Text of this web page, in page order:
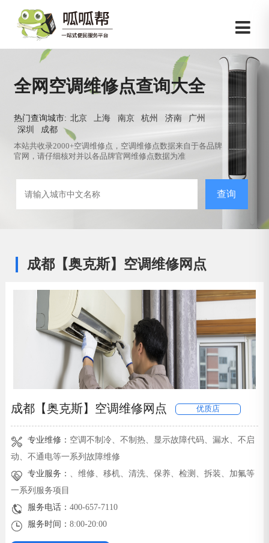
全网空调维修点查询大全
热门查询城市: 北京 上海 南京 杭州 济南
广州
深圳
成都
本站共收录2000+空调维修点，空调维修点数据来自于各品牌
官网，请仔细核对并以各品牌官网维修点数据为准
查询
成都【奥克斯】空调维修网点
成都【奥克斯】空调维修网点 优质店
专业维修： 空调不制冷、不制热、显示故障代码、漏水、不启
动、不通电等一系列故障维修
专业服务： 、维修、移机、清洗、保养、检测、拆装、加氟等
一系列服务项目
服务电话：400-657-7110
服务时间：8:00-20:00